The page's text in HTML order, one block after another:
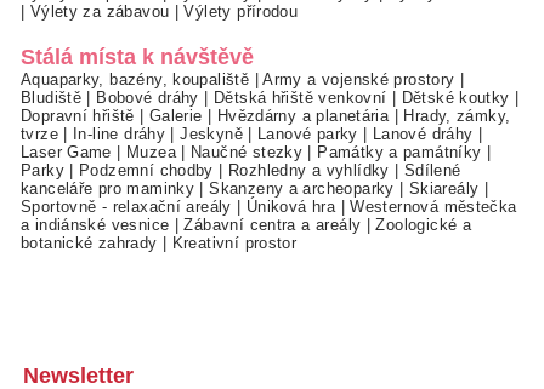
Výlety za zábavou |Výlety přírodou
Stálá místa k návštěvě
Aquaparky, bazény, koupaliště |Army a vojenské prostory
Bludiště
Bobové dráhy Dětská hřiště venkovní Dětské koutky
Dopravní hřiště
Galerie Hvězdárny a planetária
Hrady, zámky,
tvrze| In-line dráhy |Jeskyně| Lanové parky Lanové dráhy
Laser Game
Muzea| Naučné stezky Památky a památníky
Parky| Podzemní chodby Rozhledny a vyhlídky
Sdílené
kanceláře pro maminky |Skanzeny a archeoparky Skiareály
Sportovně - relaxační areály
Úniková hra |Westernová městečka
a indiánské vesnice |Zábavní centra a areály |Zoologické a
botanické zahrady
Kreativní prostor
Newsletter